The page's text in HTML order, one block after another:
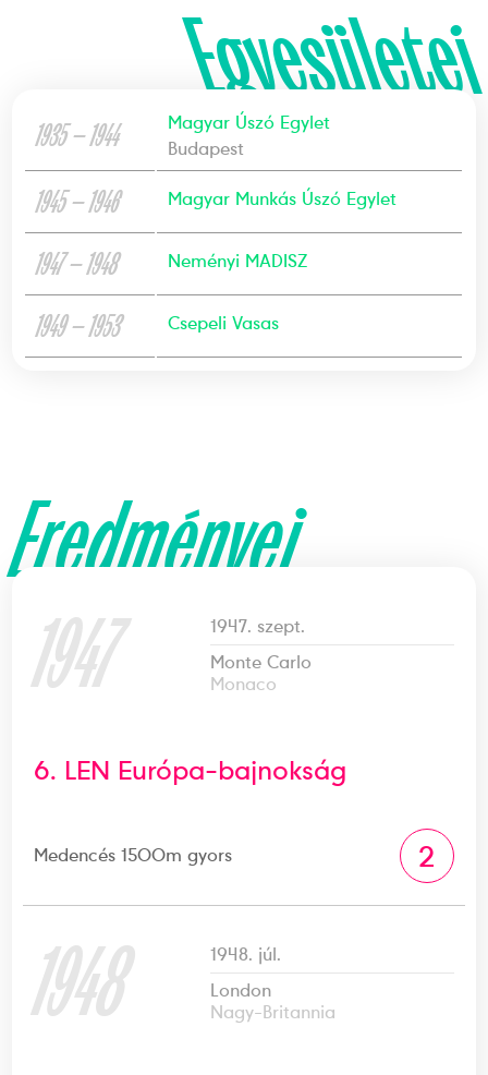
Egyesületei
1935 — 1944
Magyar Úszó Egylet
Budapest
1945 — 1946 Magyar Munkás Úszó Egylet
1947 — 1948 Neményi MADISZ
1949 — 1953 Csepeli Vasas
Eredményei
1947
1947. szept.
Monte Carlo
Monaco
6. LEN Európa-bajnokság
Medencés 1500m gyors 2
1948
1948. júl.
London
Nagy-Britannia